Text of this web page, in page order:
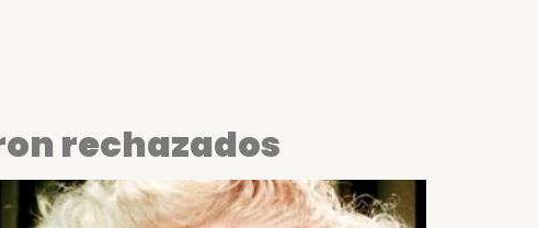
rechazados